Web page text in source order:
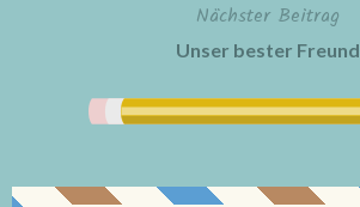
Nächster Beitrag
Unser bester Freund